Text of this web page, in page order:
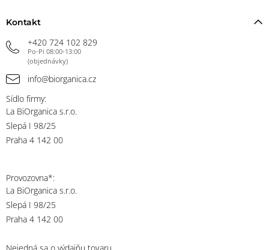
Kontakt
+420 724 102 829
Po-Pi 08:00-13:00
(objednávky)
info@biorganica.cz
Sídlo firmy:
La BiOrganica s.r.o.
Slepá I 98/25
Praha 4 142 00
Provozovna*:
La BiOrganica s.r.o.
Slepá I 98/25
Praha 4 142 00
Nejedná sa o výdajňu tovaru